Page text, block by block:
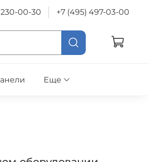
230-00-30 +7 (495) 497-03-00
Еще